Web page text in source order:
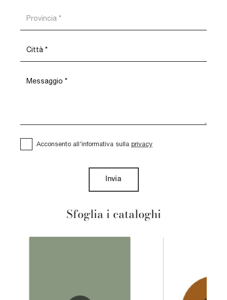
Sfoglia i cataloghi
Acconsento all'informativa sulla privacy
Invia